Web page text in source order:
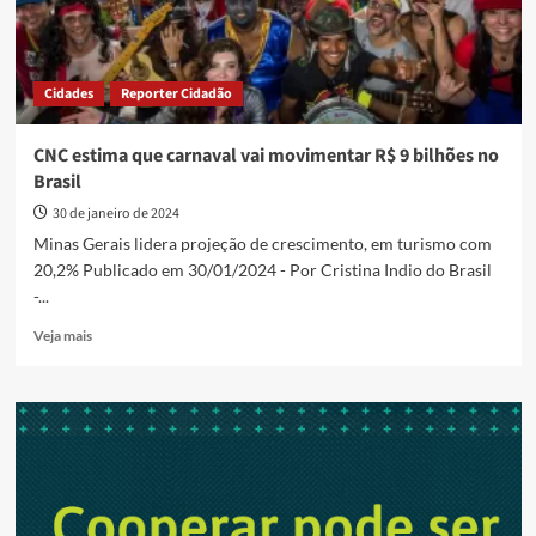
Cidades Reporter Cidadão
CNC estima que carnaval vai movimentar R$ 9 bilhões no
Brasil
30 de janeiro de 2024
Minas Gerais lidera projeção de crescimento, em turismo com
20,2% Publicado em 30/01/2024 - Por Cristina Indio do Brasil
-...
Veja maisRead
CNC
estima
movimentar